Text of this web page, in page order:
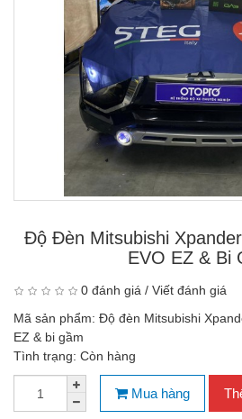
Độ Đèn Mitsubishi
EVO EZ & Bi
0 đánh giá / Viết đánh giá
Mã sản phẩm: Độ đèn Mitsubishi
EZ & bi gầm
Tình trạng: Còn hàng
Mua hàng